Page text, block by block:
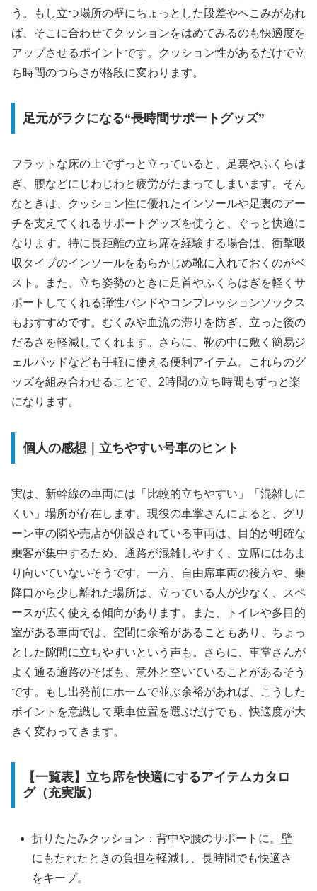
う。もし立つ場所の壁にちょっとした段差やへこみがあれ
ば、そこに合わせてクッションをはめてみるのも快適度を
アップさせるポイントです。クッション性があるだけで立
ち時間のつらさが格段に変わります。
足元がラクになる“長時間サポートグッズ”
フラットな床の上でずっと立っていると、足裏やふくらは
ぎ、腰などにじわじわと疲労がたまってしまいます。そん
なときは、クッション性に優れたインソールや足裏のアー
チを支えてくれるサポートグッズを使うと、ぐっと快適に
なります。特に長距離の立ち席を経験する場合は、衝撃吸
収タイプのインソールをあらかじめ靴に入れておくのがベ
スト。また、立ち姿勢のときに足首やふくらはぎを軽くサ
ポートしてくれる弾性バンドやコンプレッションソックス
もおすすめです。むくみや血流の滞りを防ぎ、立った後の
だるさを軽減してくれます。さらに、靴の中に敷く簡易ジ
ェルパッドなども手軽に使える便利アイテム。これらのグ
ッズを組み合わせることで、2時間の立ち時間もずっと楽
になります。
個人の感想｜立ちやすい号車のヒント
実は、新幹線の車両には「比較的立ちやすい」「混雑しに
くい」場所が存在します。現役の車掌さんによると、グリ
ーン車の隣や売店が併設されている車両は、目的が明確な
乗客が集中するため、通路が混雑しやすく、立席にはあま
り向いていないそうです。一方、自由席車両の後方や、乗
降口から少し離れた場所は、立っている人が少なく、スペ
ースが広く使える傾向があります。また、トイレや多目的
室がある車両では、空間に余裕があることもあり、ちょっ
とした隙間に立ちやすいという声も。さらに、車掌さんが
よく通る通路のそばも、意外と空いていることがあるそう
です。もし出発前にホームで並ぶ余裕があれば、こうした
ポイントを意識して乗車位置を選ぶだけでも、快適度が大
きく変わってきます。
【一覧表】立ち席を快適にするアイテムカタロ
グ（充実版）
折りたたみクッション：背中や腰のサポートに。壁
にもたれたときの負担を軽減し、長時間でも快適さ
をキープ。